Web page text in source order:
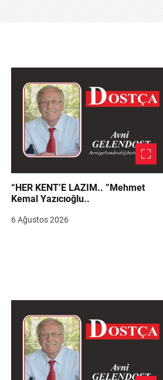
“HER KENT’E LAZIM.. ”Mehmet
Kemal Yazıcıoğlu..
6 Ağustos 2026